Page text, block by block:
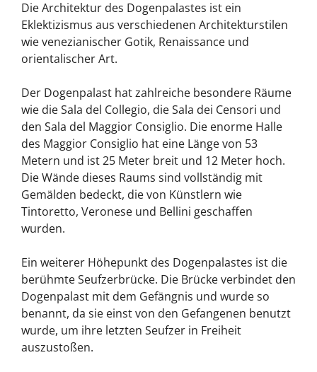
Die Architektur des Dogenpalastes ist ein
Eklektizismus aus verschiedenen Architekturstilen
wie venezianischer Gotik, Renaissance und
orientalischer Art.
Der Dogenpalast hat zahlreiche besondere Räume
wie die Sala del Collegio, die Sala dei Censori und
den Sala del Maggior Consiglio. Die enorme Halle
des Maggior Consiglio hat eine Länge von 53
Metern und ist 25 Meter breit und 12 Meter hoch.
Die Wände dieses Raums sind vollständig mit
Gemälden bedeckt, die von Künstlern wie
Tintoretto, Veronese und Bellini geschaffen
wurden.
Ein weiterer Höhepunkt des Dogenpalastes ist die
berühmte Seufzerbrücke. Die Brücke verbindet den
Dogenpalast mit dem Gefängnis und wurde so
benannt, da sie einst von den Gefangenen benutzt
wurde, um ihre letzten Seufzer in Freiheit
auszustoßen.